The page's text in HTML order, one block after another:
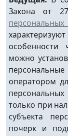
Закона от
особенности
можно
оператором
только при
субъекта
почерк и